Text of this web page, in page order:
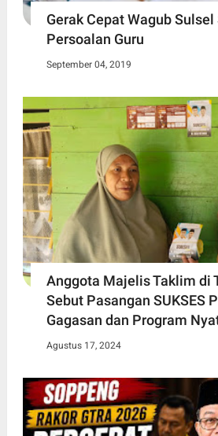
Gerak Cepat Wagub
Persoalan Guru
September 04, 2019
Anggota Majelis Taklim di
Sebut Pasangan SUKSES
Gagasan dan Program
Agustus 17, 2024